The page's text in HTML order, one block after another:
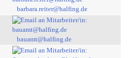
barbara.reiter@halfing.de
bauamt@halfing.de